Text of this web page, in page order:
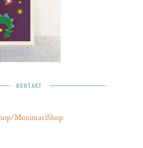
KONTAKT
MonimariShop